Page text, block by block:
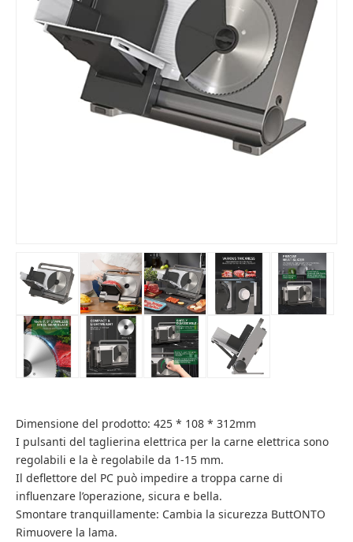
Dimensione del prodotto: 425 * 108 * 312mm
I pulsanti del taglierina elettrica per la carne elettrica sono
regolabili e la è regolabile da 1-15 mm.
Il deflettore del PC può impedire a troppa carne di
influenzare l’operazione, sicura e bella.
Smontare tranquillamente: Cambia la sicurezza ButtONTO
Rimuovere la lama.